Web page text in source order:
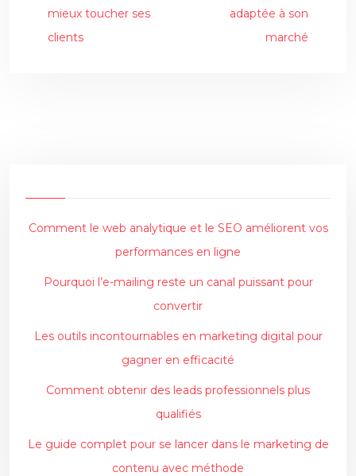
mieux toucher ses
clients
adaptée à son
marché
Comment le web analytique et le SEO améliorent vos
performances en ligne
Pourquoi l’e-mailing reste un canal puissant pour
convertir
Les outils incontournables en marketing digital pour
gagner en efficacité
Comment obtenir des leads professionnels plus
qualifiés
Le guide complet pour se lancer dans le marketing de
contenu avec méthode